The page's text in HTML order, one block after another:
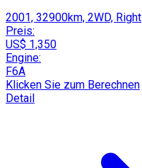
2001, 32900km, 2WD, Right
Preis:
US$ 1,350
Engine:
F6A
Klicken Sie zum Berechnen
Detail